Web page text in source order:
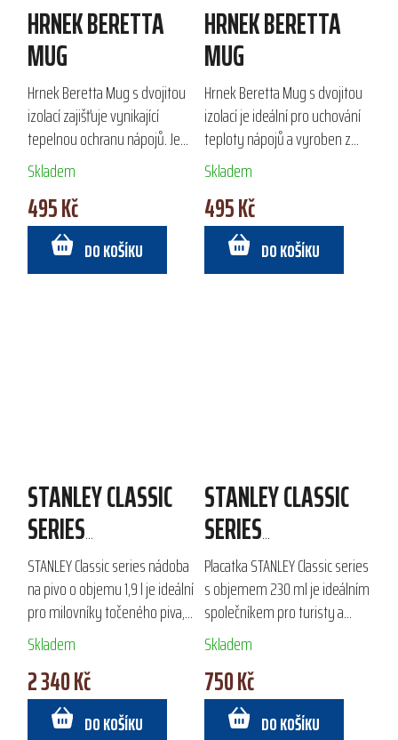
HRNEK BERETTA
MUG
Hrnek Beretta Mug s dvojitou
izolací zajišťuje vynikající
tepelnou ochranu nápojů. Je
vyroben z 100% nerezové
oceli a díky práškovému
nástřiku je odolný a trvanlivý.
S kapacitou...
Skladem
495 Kč
DO KOŠÍKU
HRNEK BERETTA
MUG
Hrnek Beretta Mug s dvojitou
izolací je ideální pro uchování
teploty nápojů a vyroben z
kvalitní nerezové oceli.
Prášková povrchová úprava
zajišťuje vysokou odolnost a
snadnou...
Skladem
495 Kč
DO KOŠÍKU
STANLEY CLASSIC
SERIES
NÁDOBA/DŽBER/GROWLER
NA PIVO SE ZÁTKOU
1,9L
STANLEY Classic series nádoba
na pivo o objemu 1,9 l je ideální
pro milovníky točeného piva,
kteří chtějí mít nápoje vždy
čerstvé. Vakuová izolace
udržuje pivo studené až 24...
Skladem
2 340 Kč
DO KOŠÍKU
STANLEY CLASSIC
SERIES
PLACATKA/BUTYLKA
230ML
Placatka STANLEY Classic series
s objemem 230 ml je ideálním
společníkem pro turisty a
milovníky outdoorových
aktivit. Vyrobena z nerezové
oceli 18/8, nabízí odolnost a
snadné...
Skladem
750 Kč
DO KOŠÍKU